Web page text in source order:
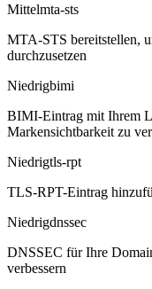
Mittelmta-sts
MTA-STS bereitstellen,
durchzusetzen
Niedrigbimi
BIMI-Eintrag mit Ihrem
Markensichtbarkeit zu
Niedrigtls-rpt
TLS-RPT-Eintrag
Niedrigdnssec
DNSSEC für Ihre
verbessern